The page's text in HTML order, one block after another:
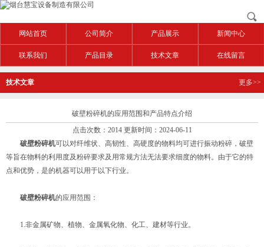
网站首页 公司简介 产品展示 新闻中心
联系我们 产品目录 技术文章 在线留言
技术文章 更多>>
破壁粉碎机的应用范围和产品特点介绍
点击次数：2014 更新时间：2024-06-11
破壁粉碎机可以对纤维状、高韧性、高硬度的物料均可进行振动粉碎，破壁
等旨在物料的利用度及粉碎要求及用常规方法无法要求细度的物料。由于它的特
点和优势，是的机器可以用于以下行业。
破壁粉碎机的应用范围：
1.非金属矿物、植物、金属氧化物、化工、建材等行业。